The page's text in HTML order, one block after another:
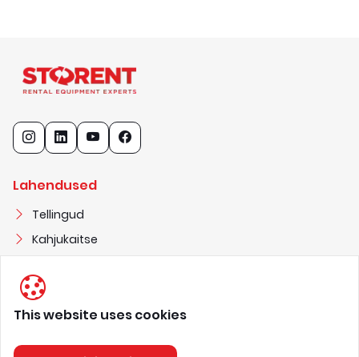
Lahendused
Tellingud
Kahjukaitse
11682327
This website uses cookies